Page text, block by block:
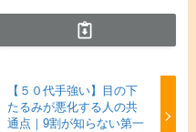
【５０代手強い】目の下
たるみが悪化する人の共
通点｜9割が知らない第一